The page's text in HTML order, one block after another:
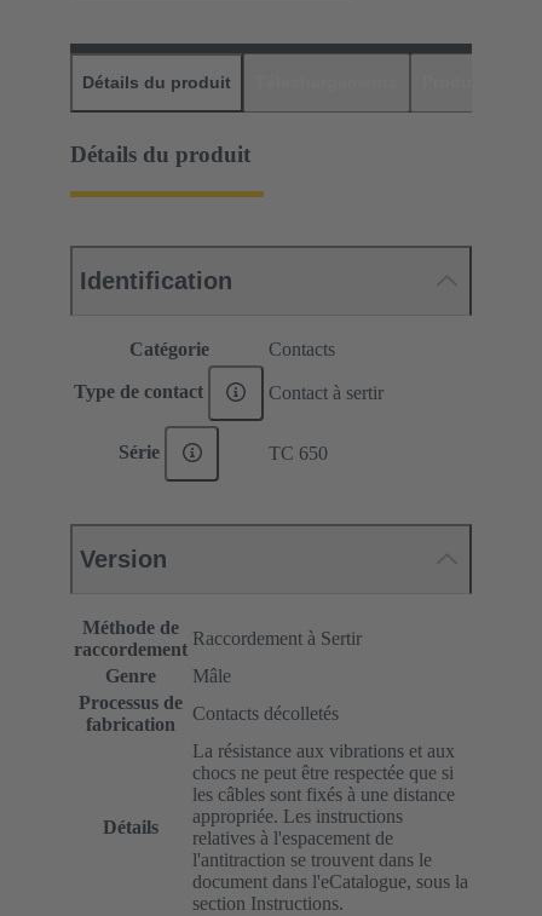
Détails du produit
Détails du produit
Identification
Catégorie Contacts
Type de contact Contact à sertir
Série TC 650
Version
Méthode de
raccordement
Raccordement à Sertir
Genre
Mâle
Processus de
fabrication
Contacts décolletés
Détails
La résistance aux vibrations et aux
chocs ne peut être respectée que si
les câbles sont fixés à une distance
appropriée. Les instructions
relatives à l'espacement de
l'antitraction se trouvent dans le
document dans l'eCatalogue, sous la
section Instructions.